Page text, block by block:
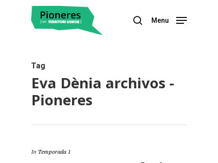
Menu
Tag
Eva Dènia archivos -
Pioneres
In Temporada 1